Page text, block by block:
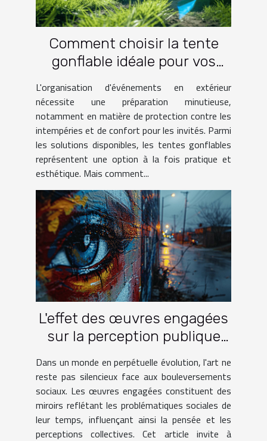
Comment choisir la tente
gonflable idéale pour vos
événements
L'organisation d'événements en extérieur
nécessite une préparation minutieuse,
notamment en matière de protection contre les
intempéries et de confort pour les invités. Parmi
les solutions disponibles, les tentes gonflables
représentent une option à la fois pratique et
esthétique. Mais comment...
L'effet des œuvres engagées
sur la perception publique
Dans un monde en perpétuelle évolution, l'art ne
reste pas silencieux face aux bouleversements
sociaux. Les œuvres engagées constituent des
miroirs reflétant les problématiques sociales de
leur temps, influençant ainsi la pensée et les
perceptions collectives. Cet article invite à